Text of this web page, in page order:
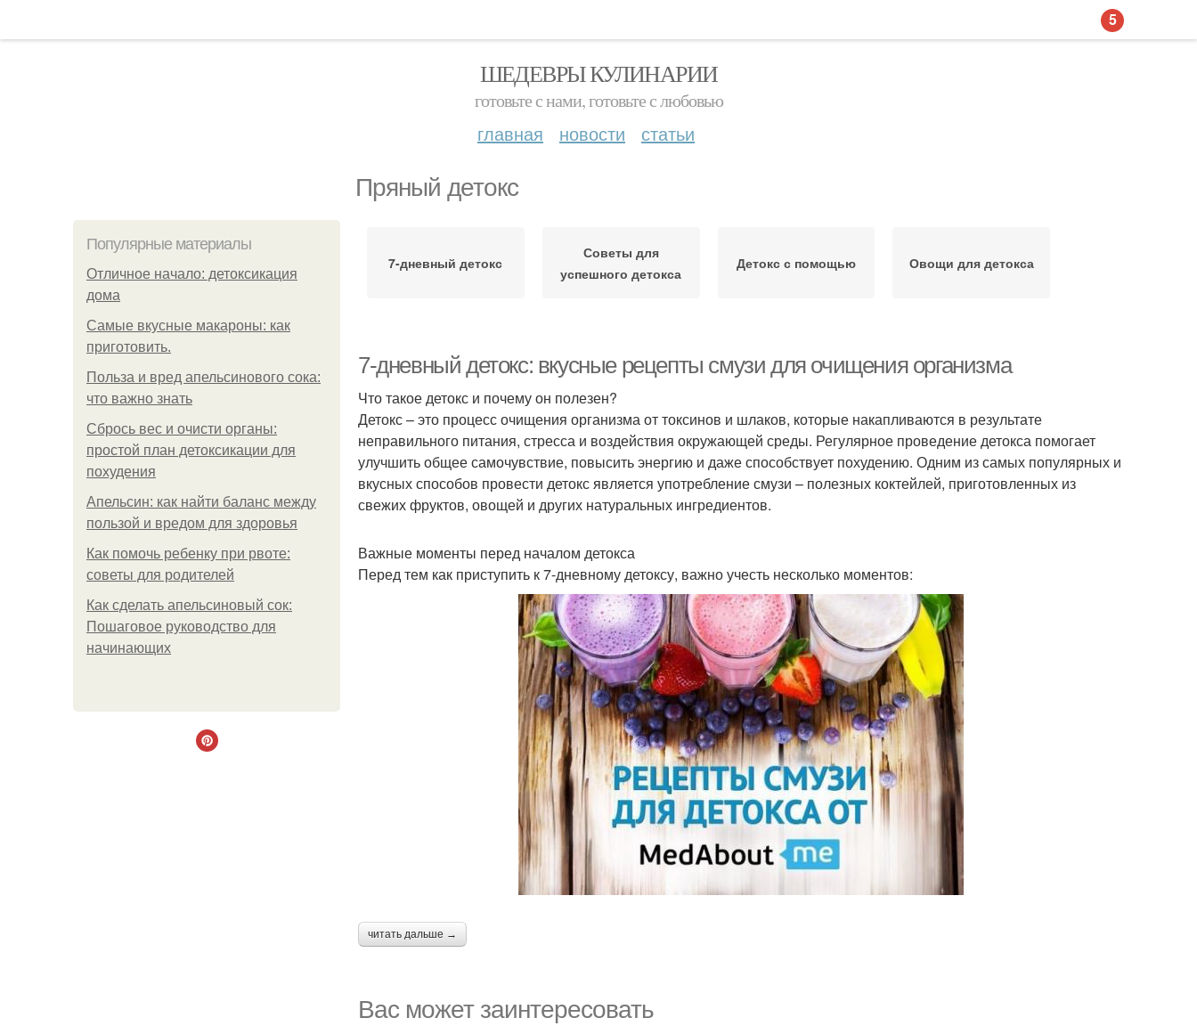
ШЕДЕВРЫ КУЛИНАРИИ
готовьте с нами, готовьте с любовью
главная новости статьи
Пряный детокс
Популярные материалы
Отличное начало: детоксикация
дома
Самые вкусные макароны: как
приготовить.
Польза и вред апельсинового сока:
что важно знать
Сбрось вес и очисти органы:
простой план детоксикации для
похудения
Апельсин: как найти баланс между
пользой и вредом для здоровья
Как помочь ребенку при рвоте:
советы для родителей
Как сделать апельсиновый сок:
Пошаговое руководство для
начинающих
7-дневный детокс
Советы для
успешного детокса
Детокс с помощью Овощи для детокса
7-дневный детокс: вкусные рецепты смузи для очищения организма
Что такое детокс и почему он полезен?
Детокс – это процесс очищения организма от токсинов и шлаков, которые накапливаются в результате
неправильного питания, стресса и воздействия окружающей среды. Регулярное проведение детокса помогает
улучшить общее самочувствие, повысить энергию и даже способствует похудению. Одним из самых популярных и
вкусных способов провести детокс является употребление смузи – полезных коктейлей, приготовленных из
свежих фруктов, овощей и других натуральных ингредиентов.
Важные моменты перед началом детокса
Перед тем как приступить к 7-дневному детоксу, важно учесть несколько моментов:
читать дальше →
Вас может заинтересовать
5